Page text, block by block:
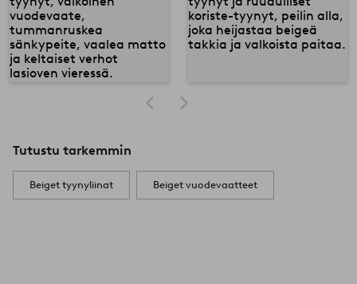
Tutustu tarkemmin
Beiget tyynyliinat Beiget vuodevaatteet